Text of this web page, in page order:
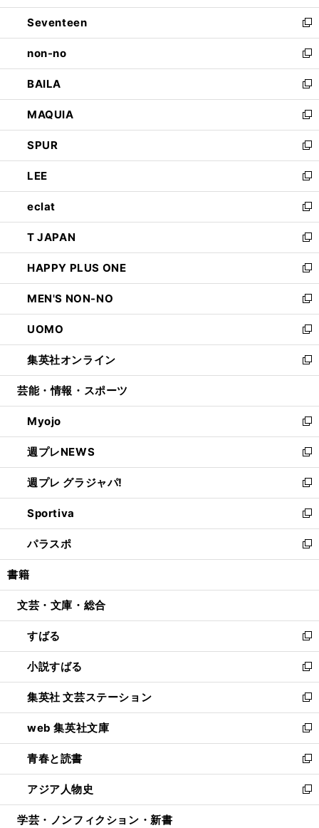
開
く
ウ
で
開
く
ン
ド
ウ
で
開
く
Seventeen
新
し
い
ウ
ィ
ン
ド
ウ
で
開
く
non-no
新
し
い
ウ
ィ
ン
ド
ウ
で
開
く
BAILA
新
し
い
ウ
ィ
ン
ド
ウ
で
開
く
MAQUIA
新
し
い
ウ
ィ
ン
ド
ウ
で
開
く
SPUR
新
し
い
ウ
ィ
ン
ド
ウ
で
開
く
LEE
新
し
い
ウ
ィ
ン
ド
ウ
で
開
く
eclat
新
し
い
ウ
ィ
ン
ド
ウ
で
開
く
T JAPAN
新
し
い
ウ
ィ
ン
ド
ウ
で
開
HAPPY PLUS ONE
新
し
い
ウ
ィ
ン
ド
ウ
開
く
MEN'S NON-NO
新
し
い
ウ
ィ
ン
ウ
で
開
く
UOMO
新
し
い
ウ
ン
ド
ウ
で
開
く
集英社オンライン
新
し
ウ
ィ
ン
ド
ウ
で
開
く
芸能・情報・スポーツ
Myojo
新
し
い
ウ
ィ
ン
ド
ウ
で
開
週プレNEWS
新
し
い
ウ
ィ
ン
ド
ウ
開
週プレ グラジャパ!
新
し
い
ウ
ィ
ン
ウ
開
く
Sportiva
新
し
い
ウ
ン
ウ
で
開
く
パラスポ
新
し
ウ
ン
ド
ウ
で
開
く
書籍
文芸・文庫・総合
すばる
新
し
い
ウ
ィ
ン
ド
ウ
で
開
く
小説すばる
新
し
い
ウ
ィ
ン
ド
ウ
で
開
集英社 文芸ステーション
新
し
い
ウ
ィ
ン
ド
ウ
web 集英社文庫
新
し
い
ウ
ィ
ン
青春と読書
新
し
い
ウ
アジア人物史
新
し
学芸・ノンフィクション・新書